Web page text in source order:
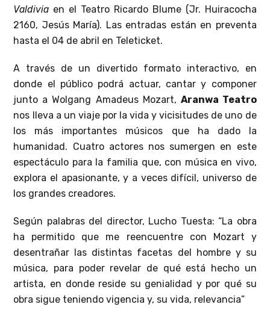
Valdivia en el Teatro Ricardo Blume (Jr. Huiracocha
2160, Jesús María). Las entradas están en preventa
hasta el 04 de abril en Teleticket.
A través de un divertido formato interactivo, en
donde el público podrá actuar, cantar y componer
junto a Wolgang Amadeus Mozart, Aranwa Teatro
nos lleva a un viaje por la vida y vicisitudes de uno de
los más importantes músicos que ha dado la
humanidad. Cuatro actores nos sumergen en este
espectáculo para la familia que, con música en vivo,
explora el apasionante, y a veces difícil, universo de
los grandes creadores.
Según palabras del director, Lucho Tuesta: “La obra
ha permitido que me reencuentre con Mozart y
desentrañar las distintas facetas del hombre y su
música, para poder revelar de qué está hecho un
artista, en donde reside su genialidad y por qué su
obra sigue teniendo vigencia y, su vida, relevancia”